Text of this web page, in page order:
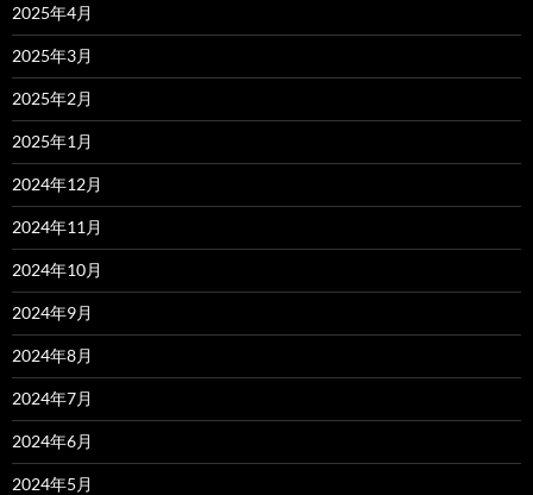
2025年4月
2025年3月
2025年2月
2025年1月
2024年12月
2024年11月
2024年10月
2024年9月
2024年8月
2024年7月
2024年6月
2024年5月